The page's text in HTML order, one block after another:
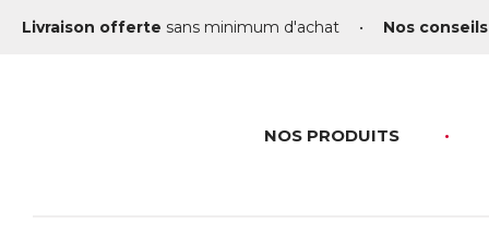
Livraison offerte sans minimum d'achat • Nos
NOS PRODUITS